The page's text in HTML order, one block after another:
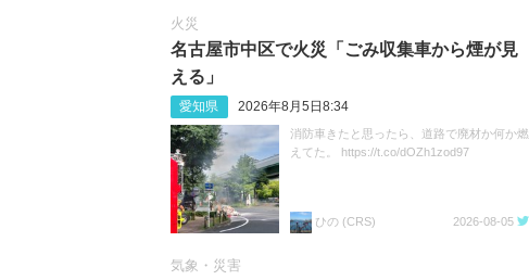
火災
名古屋市中区で火災「ごみ収集車から煙が見
える」
愛知県 2026年8月5日8:34
消防車きたと思ったら、道路で廃材か何か燃
えてた。 https://t.co/dOZh1zod97
ひの (CRS) 2026-08-05
気象・災害